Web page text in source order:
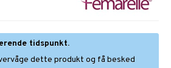
tidspunkt.
dette produkt og få besked